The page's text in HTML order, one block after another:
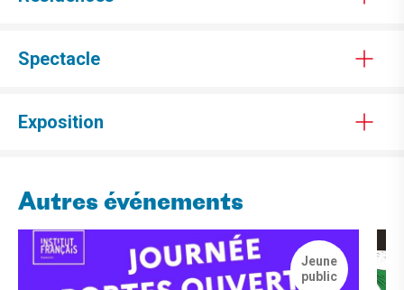
Spectacle
Exposition
Autres événements
Jeune
public